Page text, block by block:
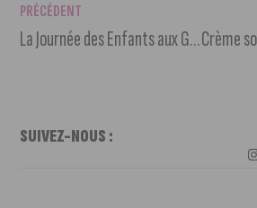
PRÉCÉDENT
La Journée des Enfants aux Grésilles ce vendredi 16 juillet
SUIVEZ-NOUS :